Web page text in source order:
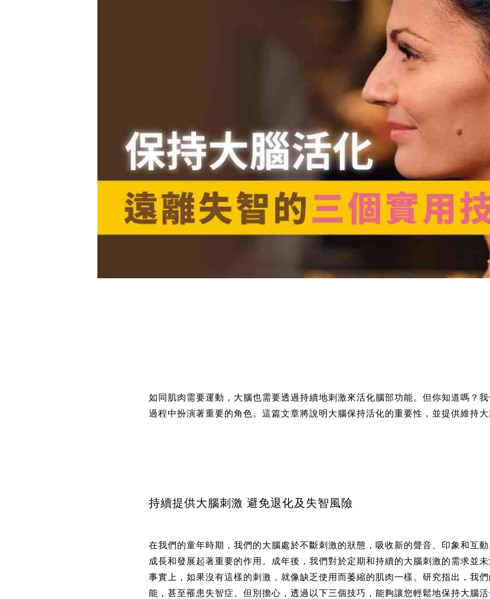
如同肌肉需要運動，大腦也需要透過持續地刺激來活化腦部功能。但你知道嗎？
過程中扮演著重要的角色。這篇文章將說明大腦保持活化的重要性，並提供維持大
持續提供大腦刺激 避免退化及失智風險
在我們的童年時期，我們的大腦處於不斷刺激的狀態，吸收新的聲音、印象和互
成長和發展起著重要的作用。成年後，我們對於定期和持續的大腦刺激的需求並未
事實上，如果沒有這樣的刺激，就像缺乏使用而萎縮的肌肉一樣。研究指出，我
能，甚至罹患失智症。但別擔心，透過以下三個技巧，能夠讓您輕鬆地保持大腦活